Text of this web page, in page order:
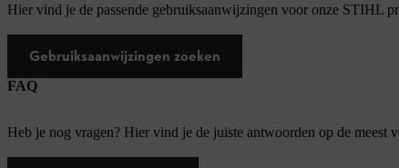
Hier vind je de passende gebruiksaanwijzingen voor onze STIHL
Gebruiksaanwijzingen zoeken
FAQ
Heb je nog vragen? Hier vind je de juiste antwoorden op de meest